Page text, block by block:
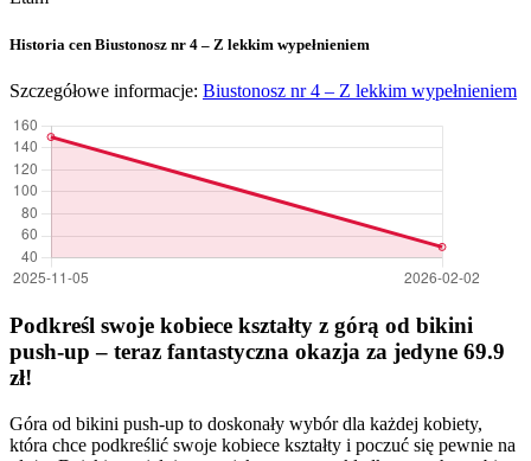
Historia cen Biustonosz nr 4 – Z lekkim wypełnieniem
Szczegółowe informacje: Biustonosz nr 4 – Z lekkim wypełnieniem
Podkreśl swoje kobiece kształty z górą od bikini
push-up – teraz fantastyczna okazja za jedyne 69.9
zł!
Góra od bikini push-up to doskonały wybór dla każdej kobiety,
która chce podkreślić swoje kobiece kształty i poczuć się pewnie na